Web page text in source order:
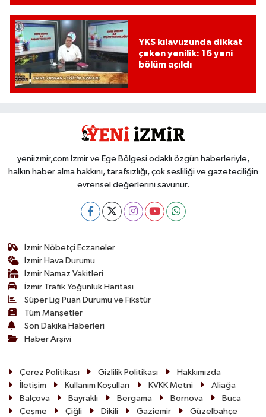
YKS kılavuzunda dikkat
çeken yenilik: 16 yeni
bölüm açıldı
yeniizmir,com İzmir ve Ege Bölgesi odaklı özgün haberleriyle,
halkın haber alma hakkını, tarafsızlığı, çok sesliliği ve gazeteciliğin
evrensel değerlerini savunur.
İzmir Nöbetçi Eczaneler
İzmir Hava Durumu
İzmir Namaz Vakitleri
İzmir Trafik Yoğunluk Haritası
Süper Lig Puan Durumu ve Fikstür
Tüm Manşetler
Son Dakika Haberleri
Haber Arşivi
Çerez Politikası Gizlilik Politikası
Hakkımızda
İletişim
Kullanım Koşulları KVKK Metni
Aliağa
Balçova
Bayraklı Bergama Bornova
Buca
Çeşme
Çiğli Dikili Gaziemir Güzelbahçe